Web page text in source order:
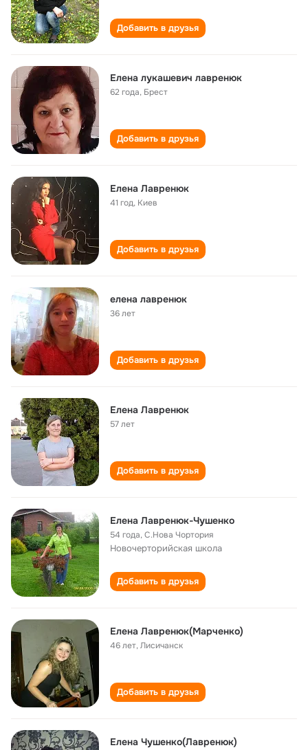
Добавить в друзья
Елена лукашевич лавренюк
62 года, Брест
Добавить в друзья
Елена Лавренюк
41 год, Киев
Добавить в друзья
елена лавренюк
36 лет
Добавить в друзья
Елена Лавренюк
57 лет
Добавить в друзья
Елена Лавренюк-Чушенко
54 года,С.Нова Чортория
Новочерторийская школа
Добавить в друзья
Елена Лавренюк(Марченко)
46 лет,Лисичанск
Добавить в друзья
Елена Чушенко(Лавренюк)